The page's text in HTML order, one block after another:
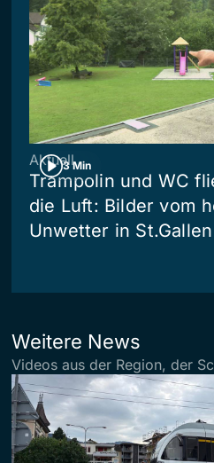
3 Min
Aktuell
Trampolin und WC
die Luft: Bilder vom
Unwetter in St.Gallen
Weitere News
Videos aus der Region, der